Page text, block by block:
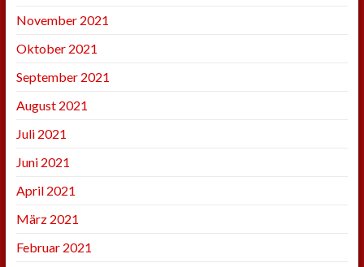
November 2021
Oktober 2021
September 2021
August 2021
Juli 2021
Juni 2021
April 2021
März 2021
Februar 2021